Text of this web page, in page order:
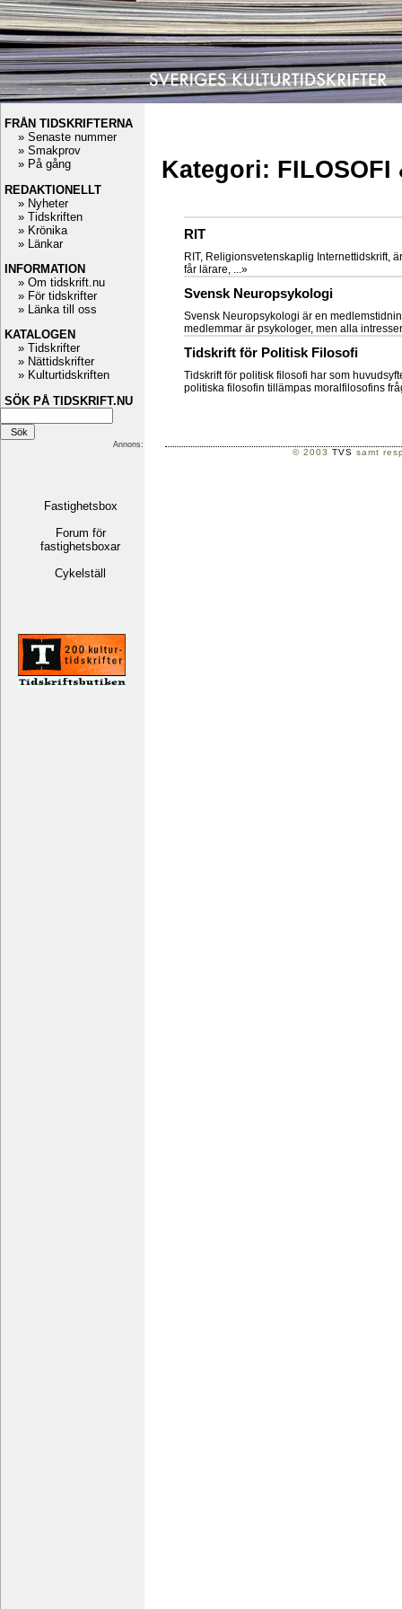
Kategori: FILOSOFI
RIT
RIT, Religionsvetenskaplig Internettidskrift,
får lärare, ...»
Svensk Neuropsykologi
Svensk Neuropsykologi är en
medlemmar är psykologer, men alla
Tidskrift för Politisk Filosofi
Tidskrift för politisk filosofi har som
politiska filosofin tillämpas moralfilosofins
© 2003 TVS samt
FRÅN TIDSKRIFTERNA
» Senaste nummer
» Smakprov
» På gång
REDAKTIONELLT
» Nyheter
» Tidskriften
» Krönika
» Länkar
INFORMATION
» Om tidskrift.nu
» För tidskrifter
» Länka till oss
KATALOGEN
» Tidskrifter
» Nättidskrifter
» Kulturtidskriften
SÖK PÅ TIDSKRIFT.NU
Annons:
Fastighetsbox
Forum för
fastighetsboxar
Cykelställ